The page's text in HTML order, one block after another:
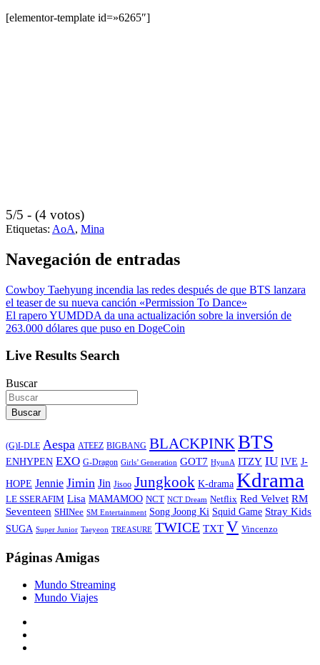
[elementor-template id=»6265″]
5/5 - (4 votos)
Etiquetas: AoA, Mina
Navegación de entradas
Cowboy Taehyung incendia las redes después de que BTS lanzara
el teaser de su nueva canción «Permission To Dance»
El rapero YUMDDA da una actualización sobre la inversión de
263.000 dólares que puso en DogeCoin
Live Results Search
Buscar
Buscar
(G)I-DLE Aespa ATEEZ BIGBANG BLACKPINKBTS
ENHYPEN EXO G-Dragon Girls’ Generation GOT7 HyunA ITZY IU IVE J-
HOPE Jennie Jimin Jin Jisoo Jungkook K-drama Kdrama
LE SSERAFIM Lisa MAMAMOO NCT NCT Dream Netflix Red Velvet RM
Seventeen SHINee SM Entertainment Song Joong Ki Squid Game Stray Kids
SUGA Super Junior Taeyeon TREASURE TWICE TXT V Vincenzo
Páginas Amigas
Mundo Streaming
Mundo Viajes